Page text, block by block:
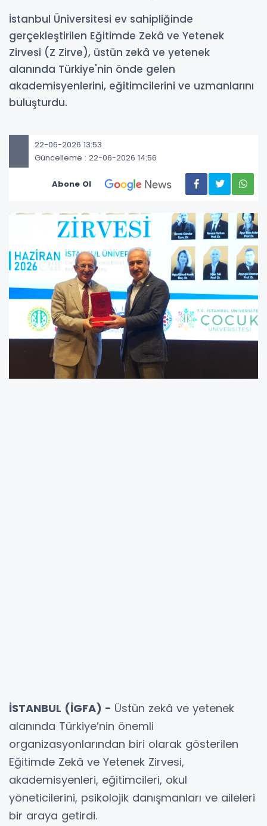
İstanbul Üniversitesi ev sahipliğinde
gerçekleştirilen Eğitimde Zekâ ve Yetenek
Zirvesi (Z Zirve), üstün zekâ ve yetenek
alanında Türkiye'nin önde gelen
akademisyenlerini, eğitimcilerini ve uzmanlarını
buluşturdu.
22-06-2026 13:53
Güncelleme : 22-06-2026 14:56
Abone Ol
İSTANBUL (İGFA) - Üstün zekâ ve yetenek
alanında Türkiye’nin önemli
organizasyonlarından biri olarak gösterilen
Eğitimde Zekâ ve Yetenek Zirvesi,
akademisyenleri, eğitimcileri, okul
yöneticilerini, psikolojik danışmanları ve aileleri
bir araya getirdi.